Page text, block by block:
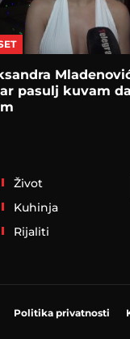
pasulj kuvam
Život
Kuhinja
Rijaliti
Politika privatnosti